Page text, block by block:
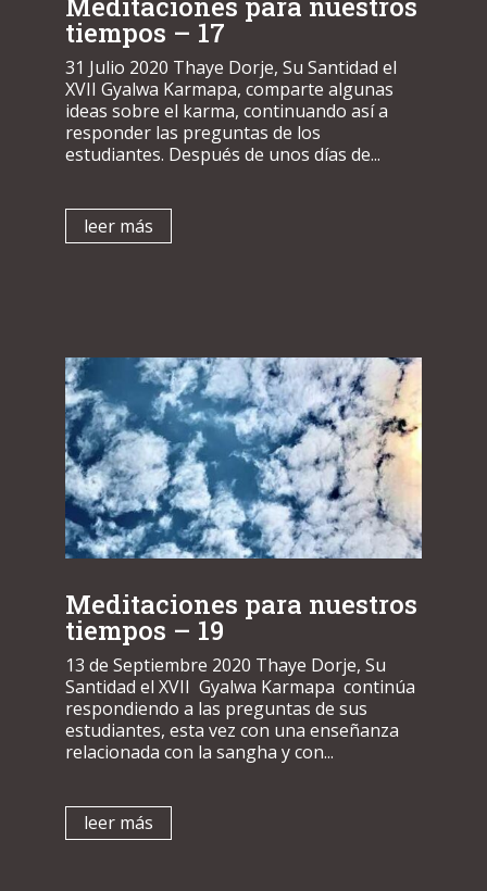
tiempos – 17
31 Julio 2020 Thaye Dorje, Su Santidad el
XVII Gyalwa Karmapa, comparte algunas
ideas sobre el karma, continuando así a
responder las preguntas de los
estudiantes. Después de unos días de...
leer más
Meditaciones para nuestros
tiempos – 19
13 de Septiembre 2020 Thaye Dorje, Su
Santidad el XVII Gyalwa Karmapa continúa
respondiendo a las preguntas de sus
estudiantes, esta vez con una enseñanza
relacionada con la sangha y con...
leer más